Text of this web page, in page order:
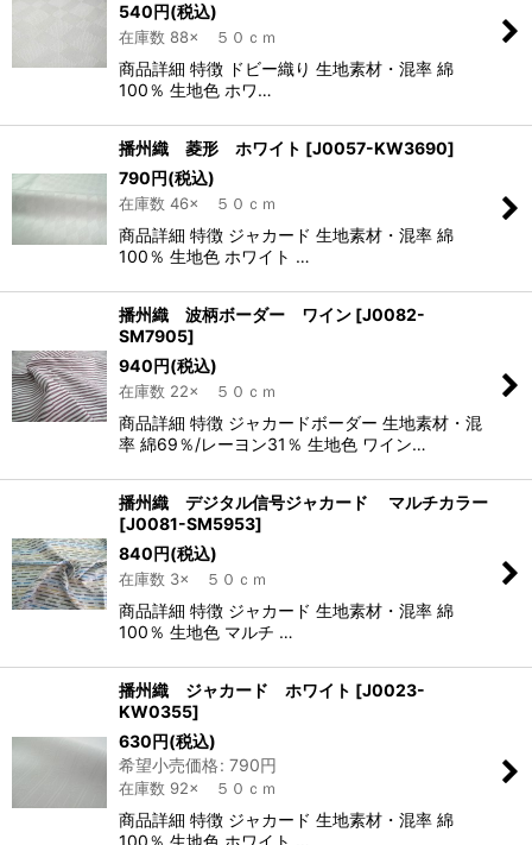
540円(税込)
在庫数 88× ５０ｃｍ
商品詳細 特徴 ドビー織り 生地素材・混率 綿
100％ 生地色 ホワ…
播州織 菱形 ホワイト [J0057-KW3690]
790円(税込)
在庫数 46× ５０ｃｍ
商品詳細 特徴 ジャカード 生地素材・混率 綿
100％ 生地色 ホワイト …
播州織 波柄ボーダー ワイン [J0082-
SM7905]
940円(税込)
在庫数 22× ５０ｃｍ
商品詳細 特徴 ジャカードボーダー 生地素材・混
率 綿69％/レーヨン31％ 生地色 ワイン…
播州織 デジタル信号ジャカード マルチカラー
[J0081-SM5953]
840円(税込)
在庫数 3× ５０ｃｍ
商品詳細 特徴 ジャカード 生地素材・混率 綿
100％ 生地色 マルチ …
播州織 ジャカード ホワイト [J0023-
KW0355]
630円(税込)
希望小売価格: 790円
在庫数 92× ５０ｃｍ
商品詳細 特徴 ジャカード 生地素材・混率 綿
100％ 生地色 ホワイト …